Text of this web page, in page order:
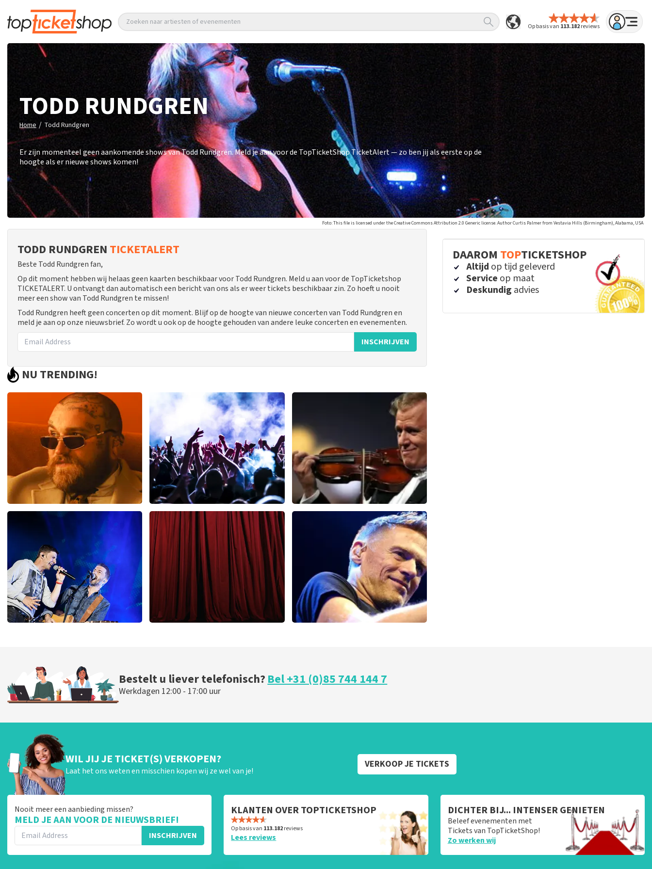
Op basis van 113.182reviews
Zoeken naar artiesten of evenementen
TODD RUNDGREN
Home / Todd Rundgren
Er zijn momenteel geen aankomende shows van Todd Rundgren. Meld je aan voor de TopTicketShop TicketAlert — zo ben jij als eerste op de
hoogte als er nieuwe shows komen!
Foto: This file is licensed under the Creative Commons Attribution 2.0 Generic license. Author Curtis Palmer from Vestavia Hills (Birmingham), Alabama, USA
TODD RUNDGREN TICKETALERT
Beste Todd Rundgren fan,
Op dit moment hebben wij helaas geen kaarten beschikbaar voor Todd Rundgren. Meld u aan voor de TopTicketshop
TICKETALERT. U ontvangt dan automatisch een bericht van ons als er weer tickets beschikbaar zin. Zo hoeft u nooit
meer een show van Todd Rundgren te missen!
Todd Rundgren heeft geen concerten op dit moment. Blijf op de hoogte van nieuwe concerten van Todd Rundgren en
meld je aan op onze nieuwsbrief. Zo wordt u ook op de hoogte gehouden van andere leuke concerten en evenementen.
INSCHRIJVEN
NU TRENDING!
Teddy Swims
BESTEL NU
Megadeth
laatste 30 minuten
BESTEL NU
laatste 30 minuten
BESTEL NU
BESTEL NU
DAAROM TOPTICKETSHOP
Altijd op tijd geleverd
Service op maat
Deskundig advies
Bestelt u liever telefonisch?Bel +31 (0)85 744 144 7
Werkdagen 12:00 - 17:00 uur
WIL JIJ JE TICKET(S) VERKOPEN?
Laat het ons weten en misschien kopen wij ze wel van je!
VERKOOP JE TICKETS
Nooit meer een aanbieding missen?
MELD JE AAN VOOR DE NIEUWSBRIEF!
INSCHRIJVEN
KLANTEN OVER TOPTICKETSHOP
Op basis van 113.182reviews
Lees reviews
DICHTER BIJ... INTENSER GENIETEN
Beleef evenementen met
Tickets van TopTicketShop!
Zo werken wij